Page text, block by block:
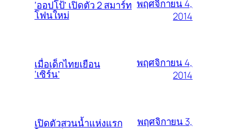
‘ออปโป้’ เปิดตัว 2 สมาร์ท
โฟนใหม่
พฤศจิกายน 4,
2014
เมื่อเด็กไทยเยือน
‘เซิร์น’
พฤศจิกายน 4,
2014
เปิดตัวสวนน้ำแห่งแรก
พฤศจิกายน 3,